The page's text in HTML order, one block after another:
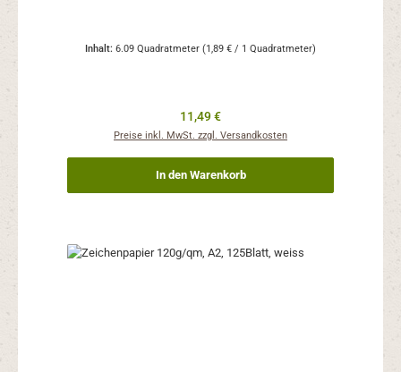
Inhalt: 6.09 Quadratmeter (1,89 € / 1 Quadratmeter)
Regulärer Preis:
11,49 €
Preise inkl. MwSt. zzgl. Versandkosten
In den Warenkorb